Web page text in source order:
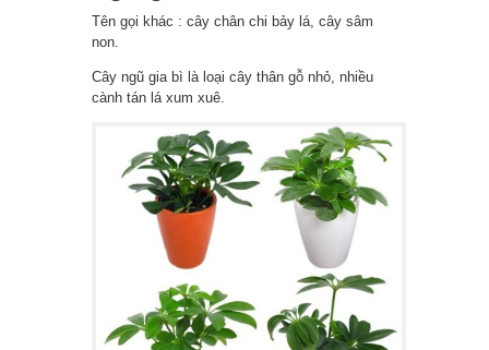
Tên gọi khác : cây chân chi bảy lá, cây sâm
non.
Cây ngũ gia bì là loại cây thân gỗ nhỏ, nhiều
cành tán lá xum xuê.